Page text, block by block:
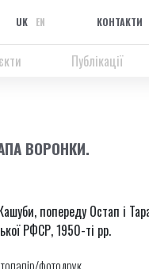
UK EN КОНТАКТИ
Публікації
ВОРОНКИ.
попереду Остап і
РФСР, 1950-ті рр.
фотодрук